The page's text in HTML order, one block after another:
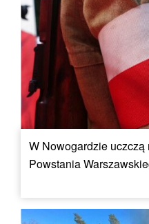
W Nowogardzie
Powstania